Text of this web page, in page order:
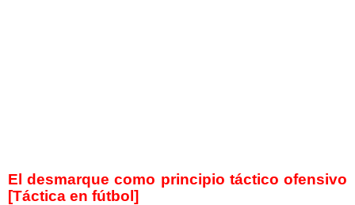
El desmarque como principio táctico ofensivo
[Táctica en fútbol]